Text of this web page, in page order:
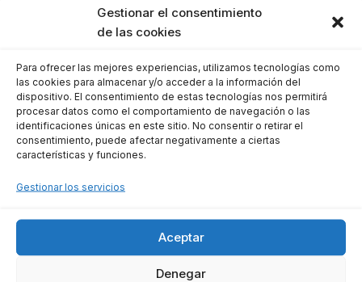
Gestionar el consentimiento
de las cookies
Para ofrecer las mejores experiencias, utilizamos tecnologías como
las cookies para almacenar y/o acceder a la información del
dispositivo. El consentimiento de estas tecnologías nos permitirá
procesar datos como el comportamiento de navegación o las
identificaciones únicas en este sitio. No consentir o retirar el
consentimiento, puede afectar negativamente a ciertas
características y funciones.
Gestionar los servicios
Aceptar
Denegar
ayudarte a explorar opciones como la
mediación o la vía judicial.
Este tipo de apoyo legal puede ser crucial para
conseguir la indemnización que te corresponde,
así que no dudes en aprovecharlo.
vida vinculados a hipotecas
La cancelación de un seguro de vida vinculado
a una hipoteca es posible, pero hay que tener